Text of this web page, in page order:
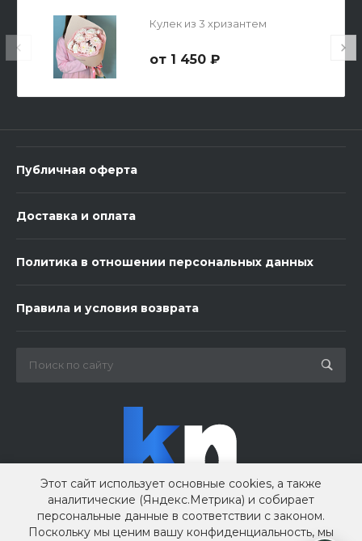
В корзину
В корзину
Кулек из 3 хризантем
1 450 ₽
Публичная оферта
Доставка и оплата
Политика в отношении персональных данных
Правила и условия возврата
Этот сайт использует основные cookies, а также
аналитические (Яндекс.Метрика) и собирает
персональные данные в соответствии с законом.
Поскольку мы ценим вашу конфиденциальность, мы